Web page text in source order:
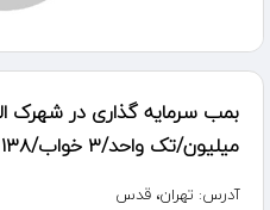
میلیون/تک واحد/۳ خواب/۱۳۸ متر
آدرس: تهران، قدس